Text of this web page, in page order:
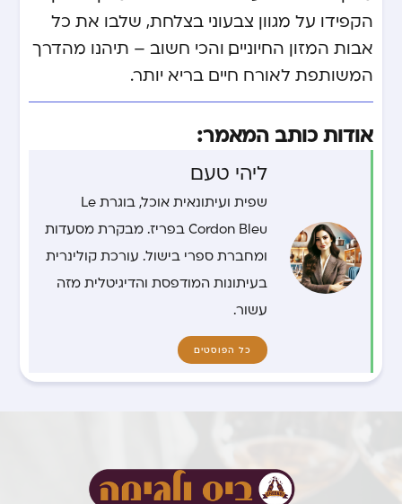
הקפידו על מגוון צבעוני בצלחת, שלבו את כל
אבות המזון החיוניים, והכי חשוב – תיהנו מהדרך
המשותפת לאורח חיים בריא יותר.
אודות כותב המאמר:
ליהי טעם
שפית ועיתונאית אוכל, בוגרת Le
Cordon Bleu בפריז. מבקרת מסעדות
ומחברת ספרי בישול. עורכת קולינרית
בעיתונות המודפסת והדיגיטלית מזה
עשור.
כל הפוסטים